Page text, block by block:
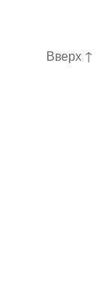
Вверх ↑